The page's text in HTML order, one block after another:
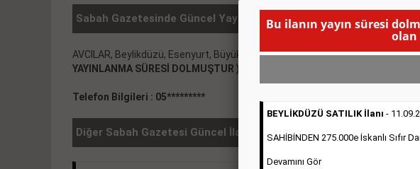
Sabah Gazetesinde Güncel Yayınlanmış KİRALIK İlanı
AVCILAR, Beylikdüzü, Esenyurt, Büyükçekmecede oturan Sökme- Takma
YAYINLANMA SÜRESİ DOLMUŞTUR )
Telefon Bilgileri : 05*********
Diğer Sabah Gazetesi Güncel İlanlar
Bu ilanın yayın süresi
olan
BEYLİKDÜZÜ SATILIK İlanı -
SAHİBİNDEN 275.000e İskanlı Sıfır
Devamını Gör